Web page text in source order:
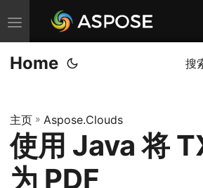
切
换
导
Home 搜
主页 » Aspose.Clouds
使用 Java 将
为 PDF